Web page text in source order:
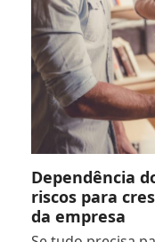
Dependência
riscos para
da empresa